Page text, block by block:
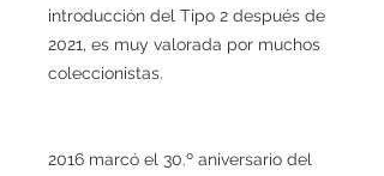
introducción del Tipo 2 después de
2021, es muy valorada por muchos
coleccionistas.
2016 marcó el 30.º aniversario del